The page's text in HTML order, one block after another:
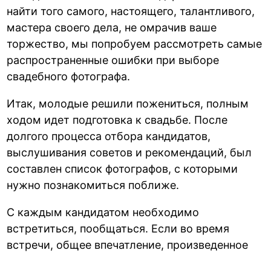
найти того самого, настоящего, талантливого,
мастера своего дела, не омрачив ваше
торжество, мы попробуем рассмотреть самые
распространенные ошибки при выборе
свадебного фотографа.
Итак, молодые решили пожениться, полным
ходом идет подготовка к свадьбе. После
долгого процесса отбора кандидатов,
выслушивания советов и рекомендаций, был
составлен список фотографов, с которыми
нужно познакомиться поближе.
С каждым кандидатом необходимо
встретиться, пообщаться. Если во время
встречи, общее впечатление, произведенное